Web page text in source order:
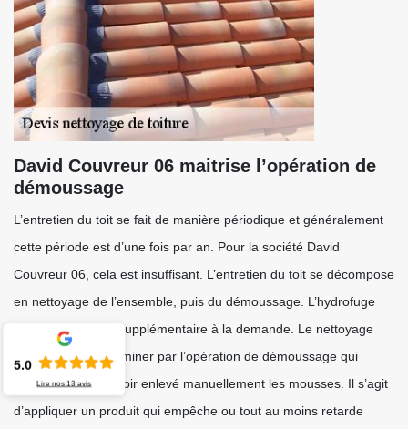
David Couvreur 06 maitrise l’opération de
démoussage
L’entretien du toit se fait de manière périodique et généralement
cette période est d’une fois par an. Pour la société David
Couvreur 06, cela est insuffisant. L’entretien du toit se décompose
en nettoyage de l’ensemble, puis du démoussage. L’hydrofuge
est une opération supplémentaire à la demande. Le nettoyage
doit toujours se terminer par l’opération de démoussage qui
s’effectue après avoir enlevé manuellement les mousses. Il s’agit
d’appliquer un produit qui empêche ou tout au moins retarde
5.0
Lire nos13 avis